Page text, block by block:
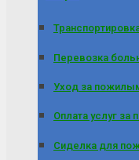
Перевозка
Уход за
Оплата услуг за
Сиделка для